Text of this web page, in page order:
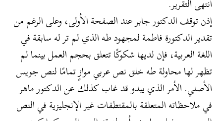
إذن توقف الدكتور جابر عند الصفحة الأولى، وعلى الرغم من
تقدير الدكتورة فاطمة لمجهود طه الذي لم تر له سابقة في
اللغة العربية، فإن لديها شكوكًا تتعلق بحجم العمل بينما لم
تظهر لها محاولة طه خلق نص عربي موازٍ تمامًا لنص جويس
الأصلي. الأمر الذي يبدو قد غاب كذلك عن الدكتور ماهر
في ملاحظاته المتعلقة بالمقتطفات غير الإنجليزية في النص